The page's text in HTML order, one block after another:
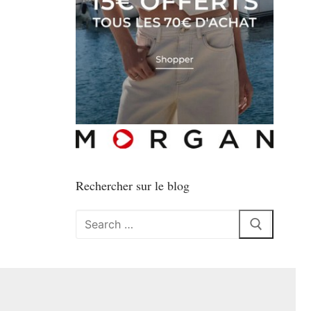
Rechercher sur le blog
Rechercher